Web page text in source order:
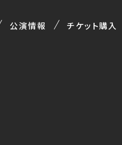
公演情報 チケット購入